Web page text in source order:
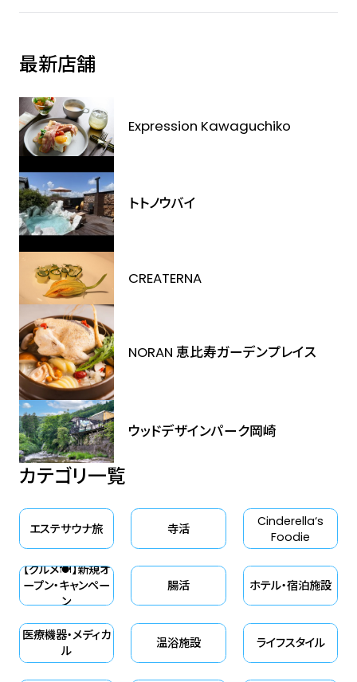
最新店舗
Expression Kawaguchiko
トトノウバイ
CREATERNA
NORAN 恵比寿ガーデンプレイス
ウッドデザインパーク岡崎
カテゴリ一覧
エステサウナ旅 寺活
Cinderella‘s
Foodie
【グルメ🍽】新規オ
ープン・キャンペー
ン
腸活 ホテル・宿泊施設
医療機器・メディカ
ル
温浴施設 ライフスタイル